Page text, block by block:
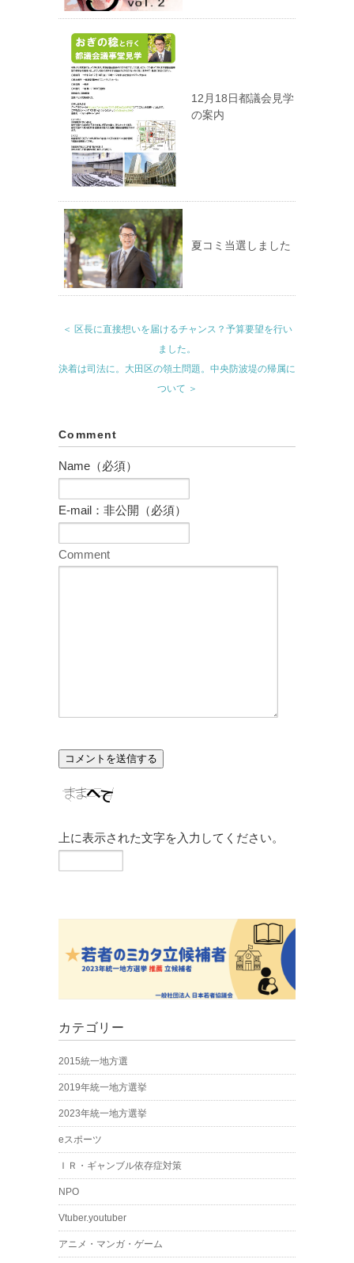
12月18日都議会見学
の案内
夏コミ当選しました
＜ 区長に直接想いを届けるチャンス？予算要望を行い
ました。
決着は司法に。大田区の領土問題。中央防波堤の帰属に
ついて ＞
Comment
Name（必須）
E-mail：非公開（必須）
Comment
上に表示された文字を入力してください。
カテゴリー
2015統一地方選
2019年統一地方選挙
2023年統一地方選挙
eスポーツ
ＩＲ・ギャンブル依存症対策
NPO
Vtuber.youtuber
アニメ・マンガ・ゲーム